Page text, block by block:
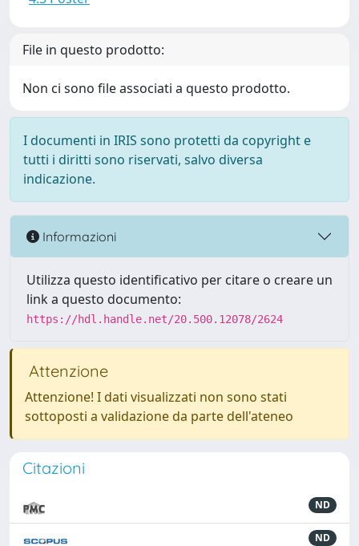
File in questo prodotto:
Non ci sono file associati a questo prodotto.
I documenti in IRIS sono protetti da copyright e
tutti i diritti sono riservati, salvo diversa
indicazione.
Informazioni
Utilizza questo identificativo per citare o creare un
link a questo documento:
https://hdl.handle.net/20.500.12078/2624
Attenzione
Attenzione! I dati visualizzati non sono stati
sottoposti a validazione da parte dell'ateneo
Citazioni
ND
ND